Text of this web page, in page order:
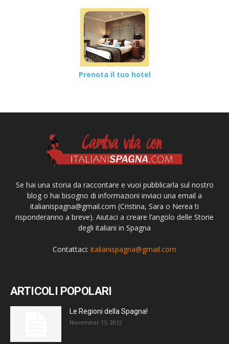
Prenota il tuo hotel
Se hai una storia da raccontare e vuoi pubblicarla sul nostro
blog o hai bisogno di informazioni inviaci una email a
italianispagna@gmail.com (Cristina, Sara o Nerea ti
risponderanno a breve). Aiutaci a creare l’angolo delle Storie
degli italiani in Spagna
Contattaci: italianispagna@gmail.com
ARTICOLI POPOLARI
Le Regioni della Spagna!
November 13, 2012